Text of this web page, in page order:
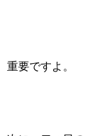
重要ですよ。